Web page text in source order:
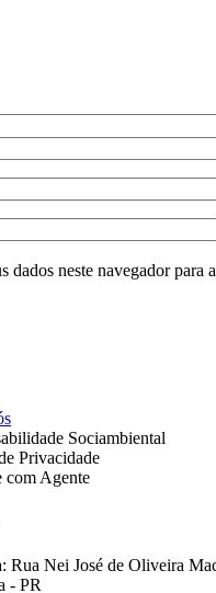
dados neste navegador para
Sociambiental
Privacidade
com Agente
Rua Nei José de Oliveira
- PR